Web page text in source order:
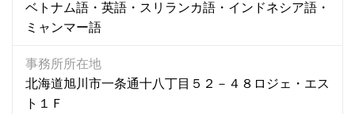
ベトナム語・英語・スリランカ語・インドネシア語・
ミャンマー語
事務所所在地
北海道旭川市一条通十八丁目５２－４８ロジェ・エス
ト１Ｆ